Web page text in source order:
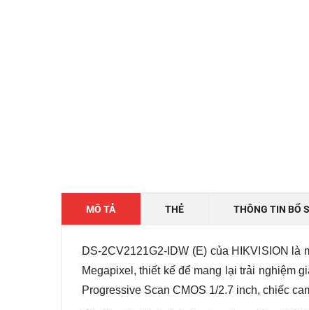
MÔ TẢ THẺ THÔNG TIN BỔ
DS-2CV2121G2-IDW (E) của HIKVISION
Megapixel, thiết kế để mang lại trải nghiệm
Progressive Scan CMOS 1/2.7 inch, chiếc